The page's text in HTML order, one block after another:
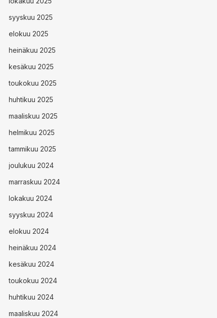
syyskuu 2025
elokuu 2025
heinäkuu 2025
kesäkuu 2025
toukokuu 2025
huhtikuu 2025
maaliskuu 2025
helmikuu 2025
tammikuu 2025
joulukuu 2024
marraskuu 2024
lokakuu 2024
syyskuu 2024
elokuu 2024
heinäkuu 2024
kesäkuu 2024
toukokuu 2024
huhtikuu 2024
maaliskuu 2024